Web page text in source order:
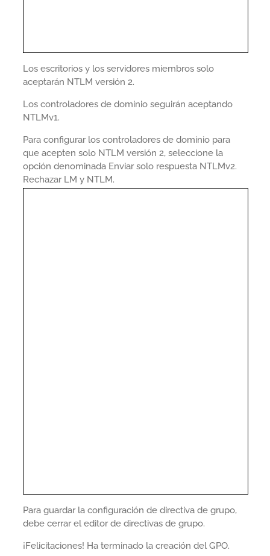
Los escritorios y los servidores miembros solo
aceptarán NTLM versión 2.
Los controladores de dominio seguirán aceptando
NTLMv1.
Para configurar los controladores de dominio para
que acepten solo NTLM versión 2, seleccione la
opción denominada Enviar solo respuesta NTLMv2.
Rechazar LM y NTLM.
Para guardar la configuración de directiva de grupo,
debe cerrar el editor de directivas de grupo.
¡Felicitaciones! Ha terminado la creación del GPO.